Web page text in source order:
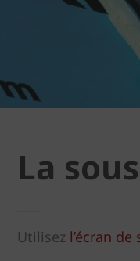
La
Utilisez l’écran